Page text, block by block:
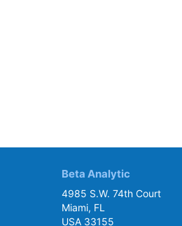
Beta Analytic
4985 S.W. 74th Court
Miami, FL
USA 33155